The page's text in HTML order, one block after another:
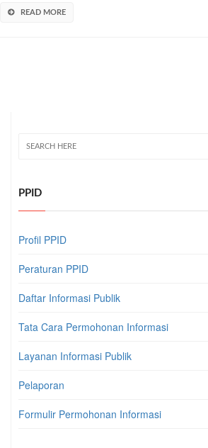
READ MORE
PPID
Profil PPID
Peraturan PPID
Daftar Informasi Publik
Tata Cara Permohonan Informasi
Layanan Informasi Publik
Pelaporan
Formulir Permohonan Informasi